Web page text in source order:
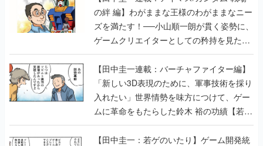
の絆 編】わがままな王様のわがままなニー
ズを満たす！──小山順一朗が貫く姿勢に、
ゲームクリエイターとしての矜持を見た
【若ゲのいたり最終回】
【田中圭一連載：バーチャファイター編】
「新しい3D表現のために、軍事技術を採り
入れたい」世界情勢を味方につけて、ゲー
ムに革命をもたらした鈴木 裕の功績【若ゲ
のいたり】
【田中圭一：若ゲのいたり】ゲーム開発統